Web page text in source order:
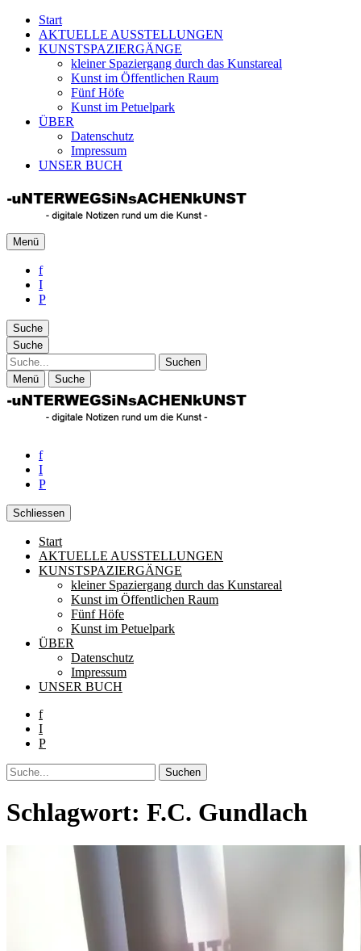
Start
AKTUELLE AUSSTELLUNGEN
KUNSTSPAZIERGÄNGE
kleiner Spaziergang durch das Kunstareal
Kunst im Öffentlichen Raum
Fünf Höfe
Kunst im Petuelpark
ÜBER
Datenschutz
Impressum
UNSER BUCH
Unterwegs in Sachen Kunst
Rund um die zeitgenössische Kunst
Menü
f
I
P
Suche
Suche
Suche
Menü Suche
f
I
P
Schliessen
Unterwegs in Sachen Kunst
Rund um die zeitgenössische Kunst
Start
AKTUELLE AUSSTELLUNGEN
KUNSTSPAZIERGÄNGE
kleiner Spaziergang durch das Kunstareal
Kunst im Öffentlichen Raum
Fünf Höfe
Kunst im Petuelpark
ÜBER
Datenschutz
Impressum
UNSER BUCH
f
I
P
Suche
Schlagwort: F.C. Gundlach